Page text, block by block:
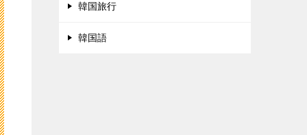
韓国旅行
韓国語